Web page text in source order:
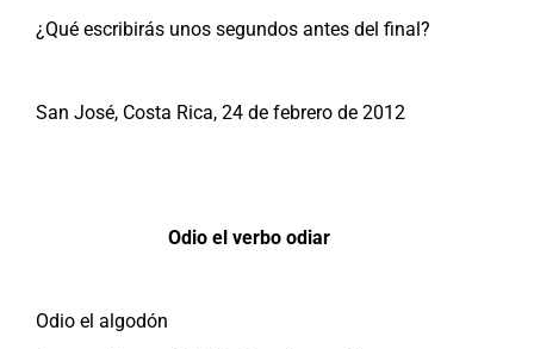
¿Qué escribirás unos segundos antes del final?
San José, Costa Rica, 24 de febrero de 2012
Odio el verbo odiar
Odio el algodón